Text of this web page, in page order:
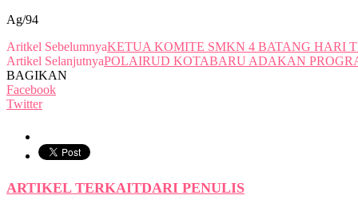
Ag/94
Aritkel SebelumnyaKETUA KOMITE SMKN 4 BATANG HARI
Artikel SelanjutnyaPOLAIRUD KOTABARU ADAKAN
BAGIKAN
Facebook
Twitter
ARTIKEL TERKAITDARI PENULIS